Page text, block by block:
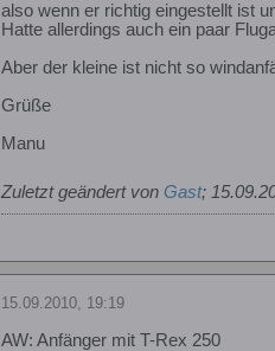
also wenn er richtig eingestellt ist
Hatte allerdings auch ein paar
Aber der kleine ist nicht so
Grüße
Manu
Zuletzt geändert von Gast;
15.09.2010, 19:19
AW: Anfänger mit T-Rex 250